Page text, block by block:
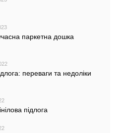
паркетна дошка
переваги та недоліки
підлога